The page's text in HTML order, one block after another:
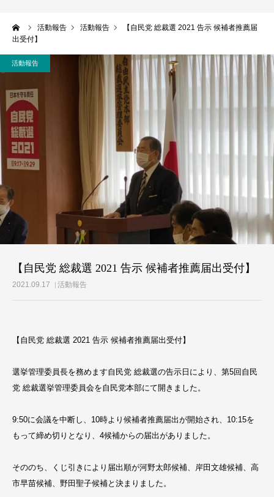
活動報告 活動報告
【自民党 総裁選 2021 告示 候補者推薦届
出受付】
活動報告
【自民党 総裁選 2021 告示 候補者推薦届出受付】
2021.09.17 活動報告
【自民党 総裁選 2021 告示 候補者推薦届出受付】
選挙管理委員長を務めます自民党 総裁選の告示日により、第5回自民
党 総裁選挙管理委員会を自民党本部にて開きました。
9:50に会議を中断し、10時より候補者推薦届出が開始され、10:15を
もって締め切りとなり、4候補からの届出がありました。
そののち、くじ引きにより届出順が河野太郎候補、岸田文雄候補、高
市早苗候補、野田聖子候補と決まりました。